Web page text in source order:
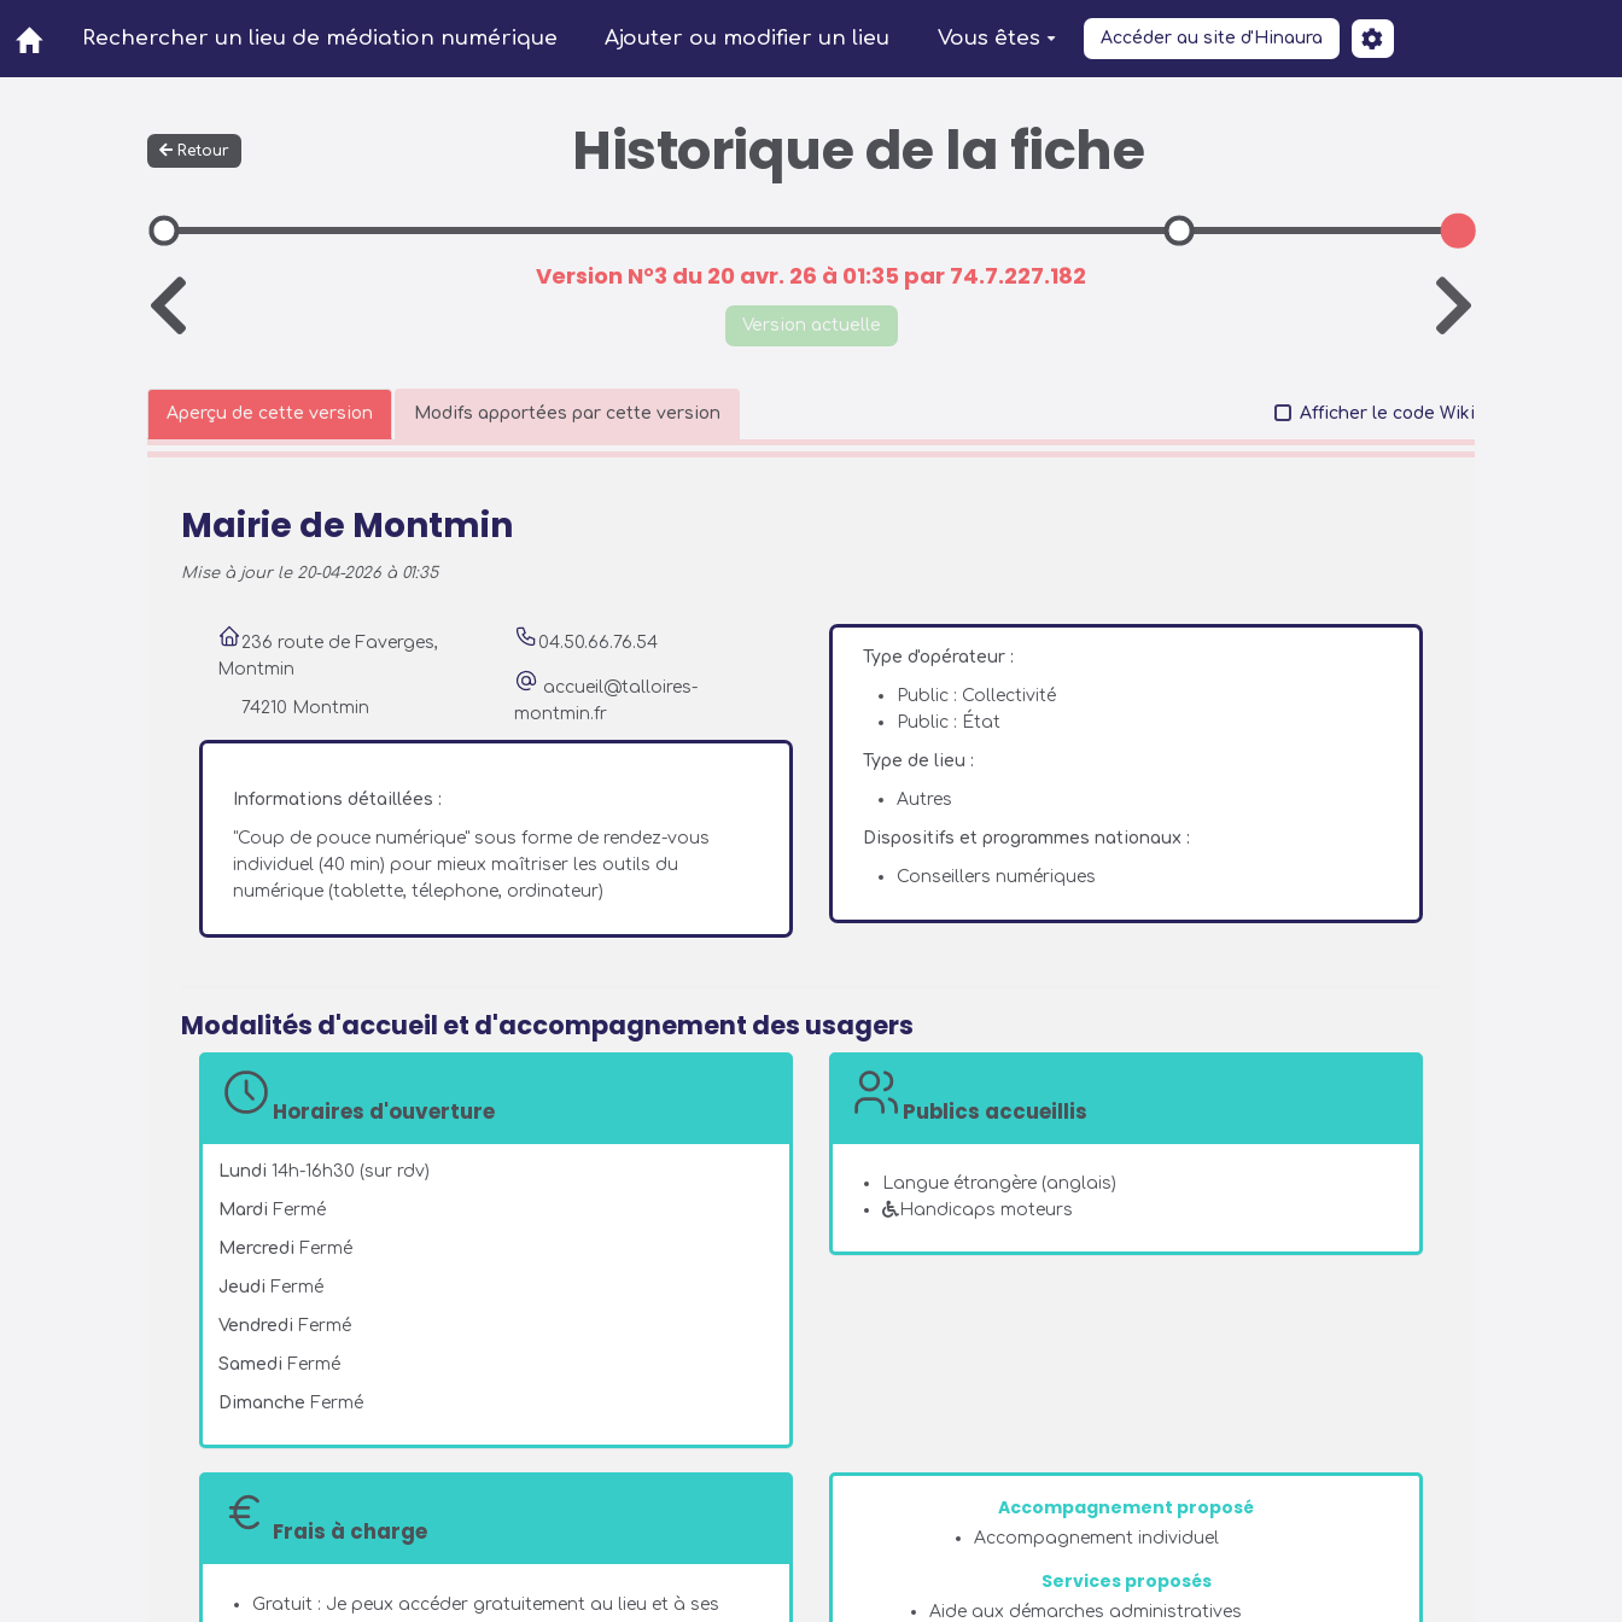
Aller au contenu principal
Rechercher un lieu de médiation numérique Ajouter ou modifier un lieu Vous êtes Accéder au site d'Hinaura
Retour Historique de la fiche
Version N°3 du 20 avr. 26 à 01:35 par 74.7.227.182
Version actuelle
Aperçu de cette version Modifs apportées par cette version Afficher le code Wiki
Mairie de Montmin
Mise à jour le 20-04-2026 à 01:35
236 route de Faverges,
Montmin
74210 Montmin
04.50.66.76.54
accueil@talloires-
montmin.fr
Informations détaillées :
"Coup de pouce numérique" sous forme de rendez-vous
individuel (40 min) pour mieux maîtriser les outils du
numérique (tablette, télephone, ordinateur)
Type d'opérateur :
Public : Collectivité
Public : État
Type de lieu :
Autres
Dispositifs et programmes nationaux :
Conseillers numériques
Modalités d'accueil et d'accompagnement des usagers
Horaires d'ouverture
Lundi 14h-16h30 (sur rdv)
Mardi Fermé
Mercredi Fermé
Jeudi Fermé
Vendredi Fermé
Samedi Fermé
Dimanche Fermé
Publics accueillis
Langue étrangère (anglais)
Handicaps moteurs
Frais à charge
Gratuit : Je peux accéder gratuitement au lieu et à ses
Accompagnement proposé
Accompagnement individuel
Services proposés
Aide aux démarches administratives